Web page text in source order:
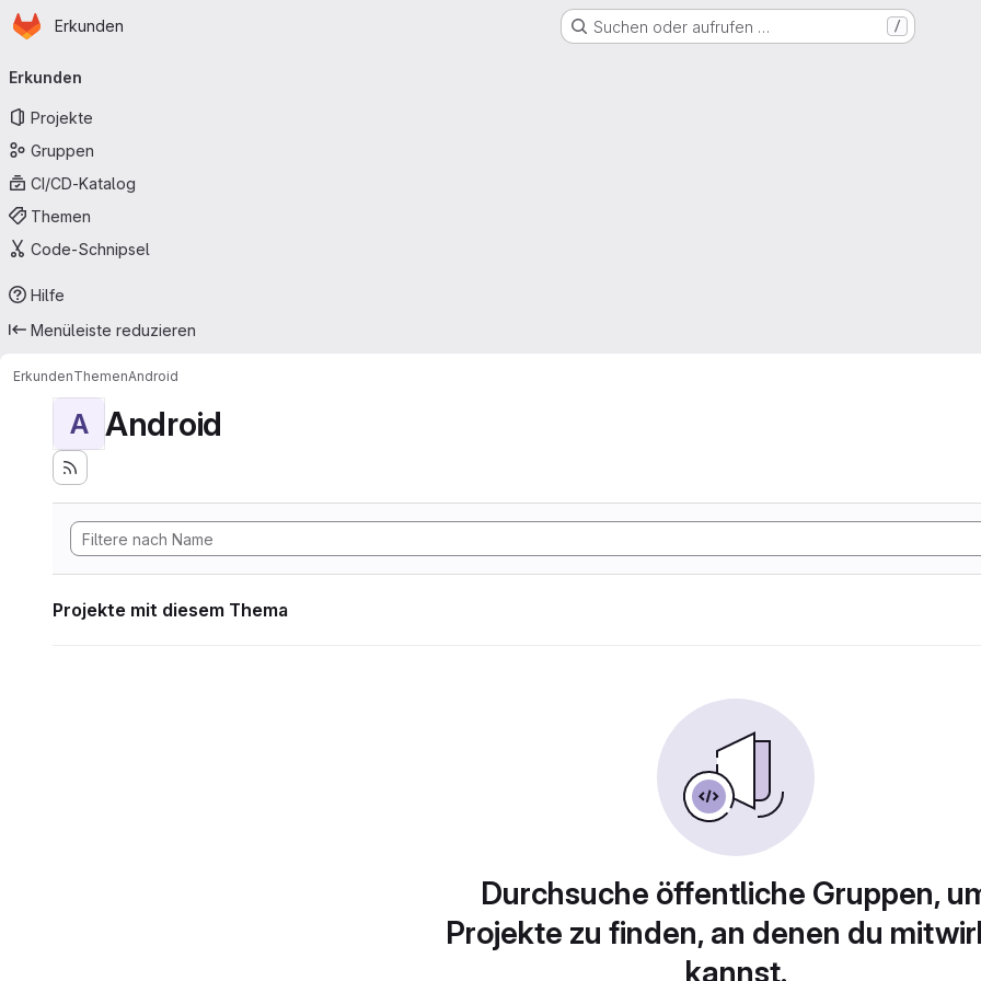
Zum Hauptinhalt springen
StartseiteErkunden Suchen oder aufrufen … /
Erkunden
Projekte
Gruppen
CI/CD-Katalog
Themen
Code-Schnipsel
Hilfe
Menüleiste reduzieren
ErkundenThemenAndroid
A Android
Projekte mit diesem Thema
Durchsuche öffentliche Gruppen,
Projekte zu finden, an denen du
kannst.